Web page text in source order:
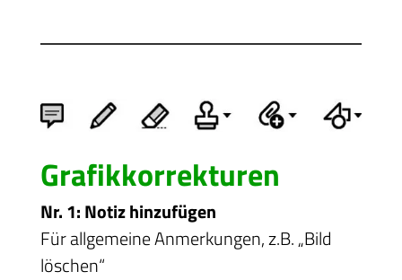
Grafikkorrekturen
Nr. 1: Notiz hinzufügen
Für allgemeine Anmerkungen, z.B. „Bild
löschen“